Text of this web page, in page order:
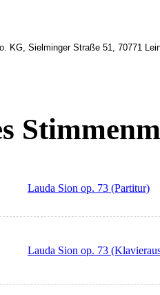
KG, Sielminger Straße 51, 70771
Lauda Sion op. 73 (Partitur)
Lauda Sion op. 73